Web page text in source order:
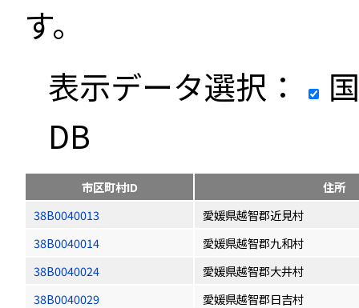
す。
表示データ選択：
DB
市区町村ID
住所
38B0040013
愛媛県越智郡近見村
38B0040014
愛媛県越智郡九和村
38B0040024
愛媛県越智郡大井村
38B0040029
愛媛県越智郡日吉村